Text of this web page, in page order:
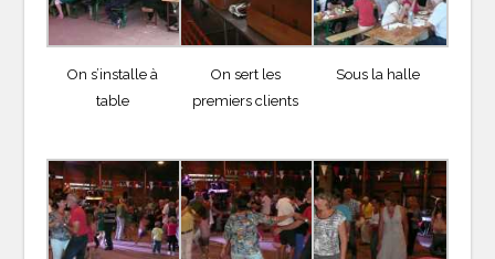
On s’installe à
table
On sert les
premiers clients
Sous la halle